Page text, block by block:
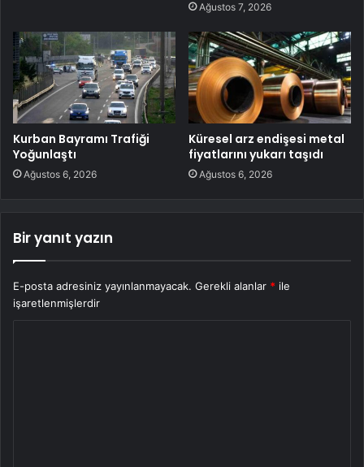
Ağustos 7, 2026
Kurban Bayramı Trafiği
Yoğunlaştı
Ağustos 6, 2026
Küresel arz endişesi metal
fiyatlarını yukarı taşıdı
Ağustos 6, 2026
Bir yanıt yazın
E-posta adresiniz yayınlanmayacak. Gerekli alanlar * ile
işaretlenmişlerdir